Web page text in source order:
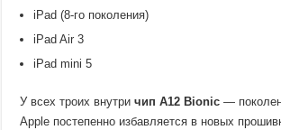
iPad (8-го поколения)
iPad Air 3
iPad mini 5
У всех троих внутричип A12 Bionic —
Apple постепенно избавляется в новых